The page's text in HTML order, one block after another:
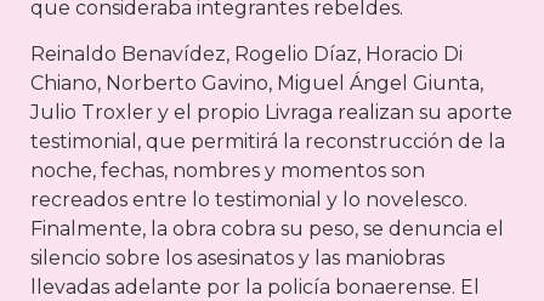
que consideraba integrantes rebeldes.
Reinaldo Benavídez, Rogelio Díaz, Horacio Di
Chiano, Norberto Gavino, Miguel Ángel Giunta,
Julio Troxler y el propio Livraga realizan su aporte
testimonial, que permitirá la reconstrucción de la
noche, fechas, nombres y momentos son
recreados entre lo testimonial y lo novelesco.
Finalmente, la obra cobra su peso, se denuncia el
silencio sobre los asesinatos y las maniobras
llevadas adelante por la policía bonaerense. El